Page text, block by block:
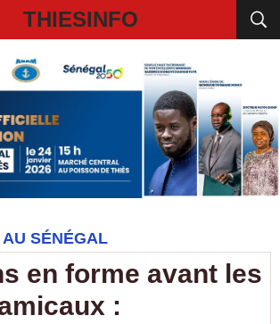
THIESINFO
SÉNÉGAL
en forme avant les
: